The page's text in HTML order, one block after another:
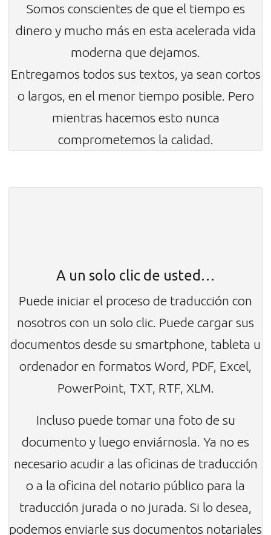
Somos conscientes de que el tiempo es
dinero y mucho más en esta acelerada vida
moderna que dejamos.
Entregamos todos sus textos, ya sean cortos
o largos, en el menor tiempo posible. Pero
mientras hacemos esto nunca
comprometemos la calidad.
A un solo clic de usted…
Puede iniciar el proceso de traducción con
nosotros con un solo clic. Puede cargar sus
documentos desde su smartphone, tableta u
ordenador en formatos Word, PDF, Excel,
PowerPoint, TXT, RTF, XLM.
Incluso puede tomar una foto de su
documento y luego enviárnosla. Ya no es
necesario acudir a las oficinas de traducción
o a la oficina del notario público para la
traducción jurada o no jurada. Si lo desea,
podemos enviarle sus documentos notariales